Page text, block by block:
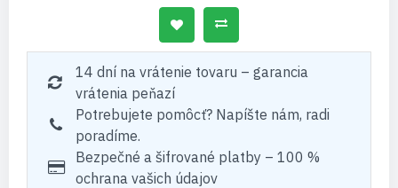
14 dní na vrátenie tovaru – garancia
vrátenia peňazí
Potrebujete pomôcť? Napíšte nám, radi
poradíme.
Bezpečné a šifrované platby – 100 %
ochrana vašich údajov